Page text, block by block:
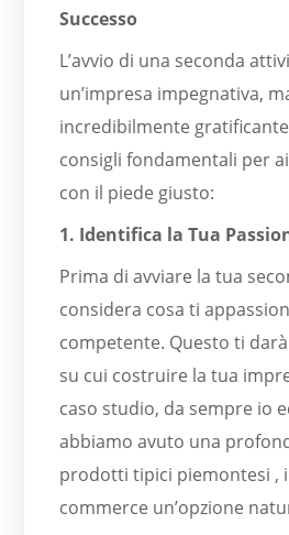
Successo
L’avvio di una seconda
un’impresa impegnativa,
incredibilmente
consigli fondamentali per
con il piede giusto:
1. Identifica la Tua
Prima di avviare la tua
considera cosa ti
competente. Questo ti
su cui costruire la tua
caso studio, da sempre io
abbiamo avuto una
prodotti tipici piemontesi ,
commerce un’opzione